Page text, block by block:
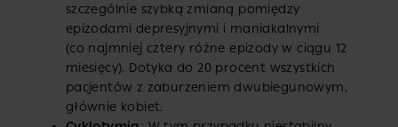
szczególnie szybką zmianą pomiędzy
epizodami depresyjnymi i maniakalnymi
(co najmniej cztery różne epizody w ciągu 12
miesięcy). Dotyka do 20 procent wszystkich
pacjentów z zaburzeniem dwubiegunowym,
głównie kobiet.